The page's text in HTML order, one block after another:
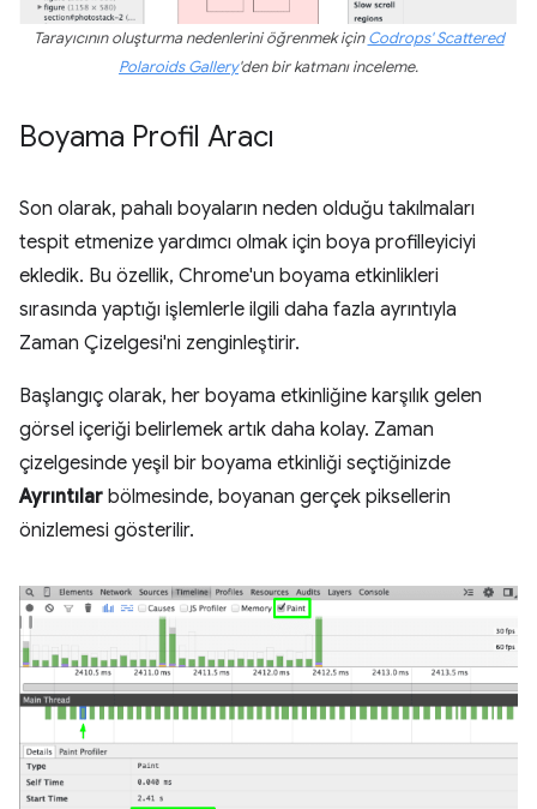
Tarayıcının oluşturma nedenlerini öğrenmek içinCodrops' Scattered
Polaroids Gallery'den bir katmanı inceleme.
Boyama Profil Aracı
Son olarak, pahalı boyaların neden olduğu takılmaları
tespit etmenize yardımcı olmak için boya profilleyiciyi
ekledik. Bu özellik, Chrome'un boyama etkinlikleri
sırasında yaptığı işlemlerle ilgili daha fazla ayrıntıyla
Zaman Çizelgesi'ni zenginleştirir.
Başlangıç olarak, her boyama etkinliğine karşılık gelen
görsel içeriği belirlemek artık daha kolay. Zaman
çizelgesinde yeşil bir boyama etkinliği seçtiğinizde
Ayrıntılar bölmesinde, boyanan gerçek piksellerin
önizlemesi gösterilir.